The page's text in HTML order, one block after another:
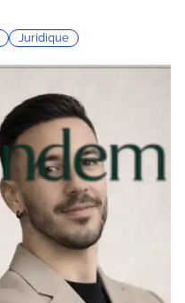
Juridique